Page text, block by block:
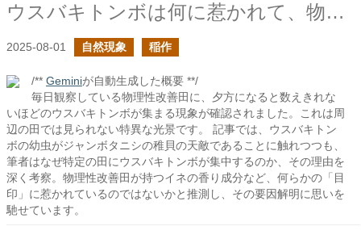
ウスバキトンボは何に惹かれて、物理性を改善した田に集まっているのだろう？
2025-08-01 自然現象 稲作
/** Geminiが自動生成した概要 **/
毎日観察している物理性改善田に、夕方になると数えきれな
いほどのウスバキトンボが集まる現象が確認されました。これは周
辺の田では見られない特異な光景です。 記事では、ウスバキトン
ボの幼虫がジャンボタニシの稚貝の天敵であることに触れつつも、
筆者はなぜ特定の田にウスバキトンボが集中するのか、その理由を
深く考察。物理性改善田が持つイネの香り成分など、何らかの「目
印」に惹かれているのではないかと推測し、その要因解明に思いを
馳せています。